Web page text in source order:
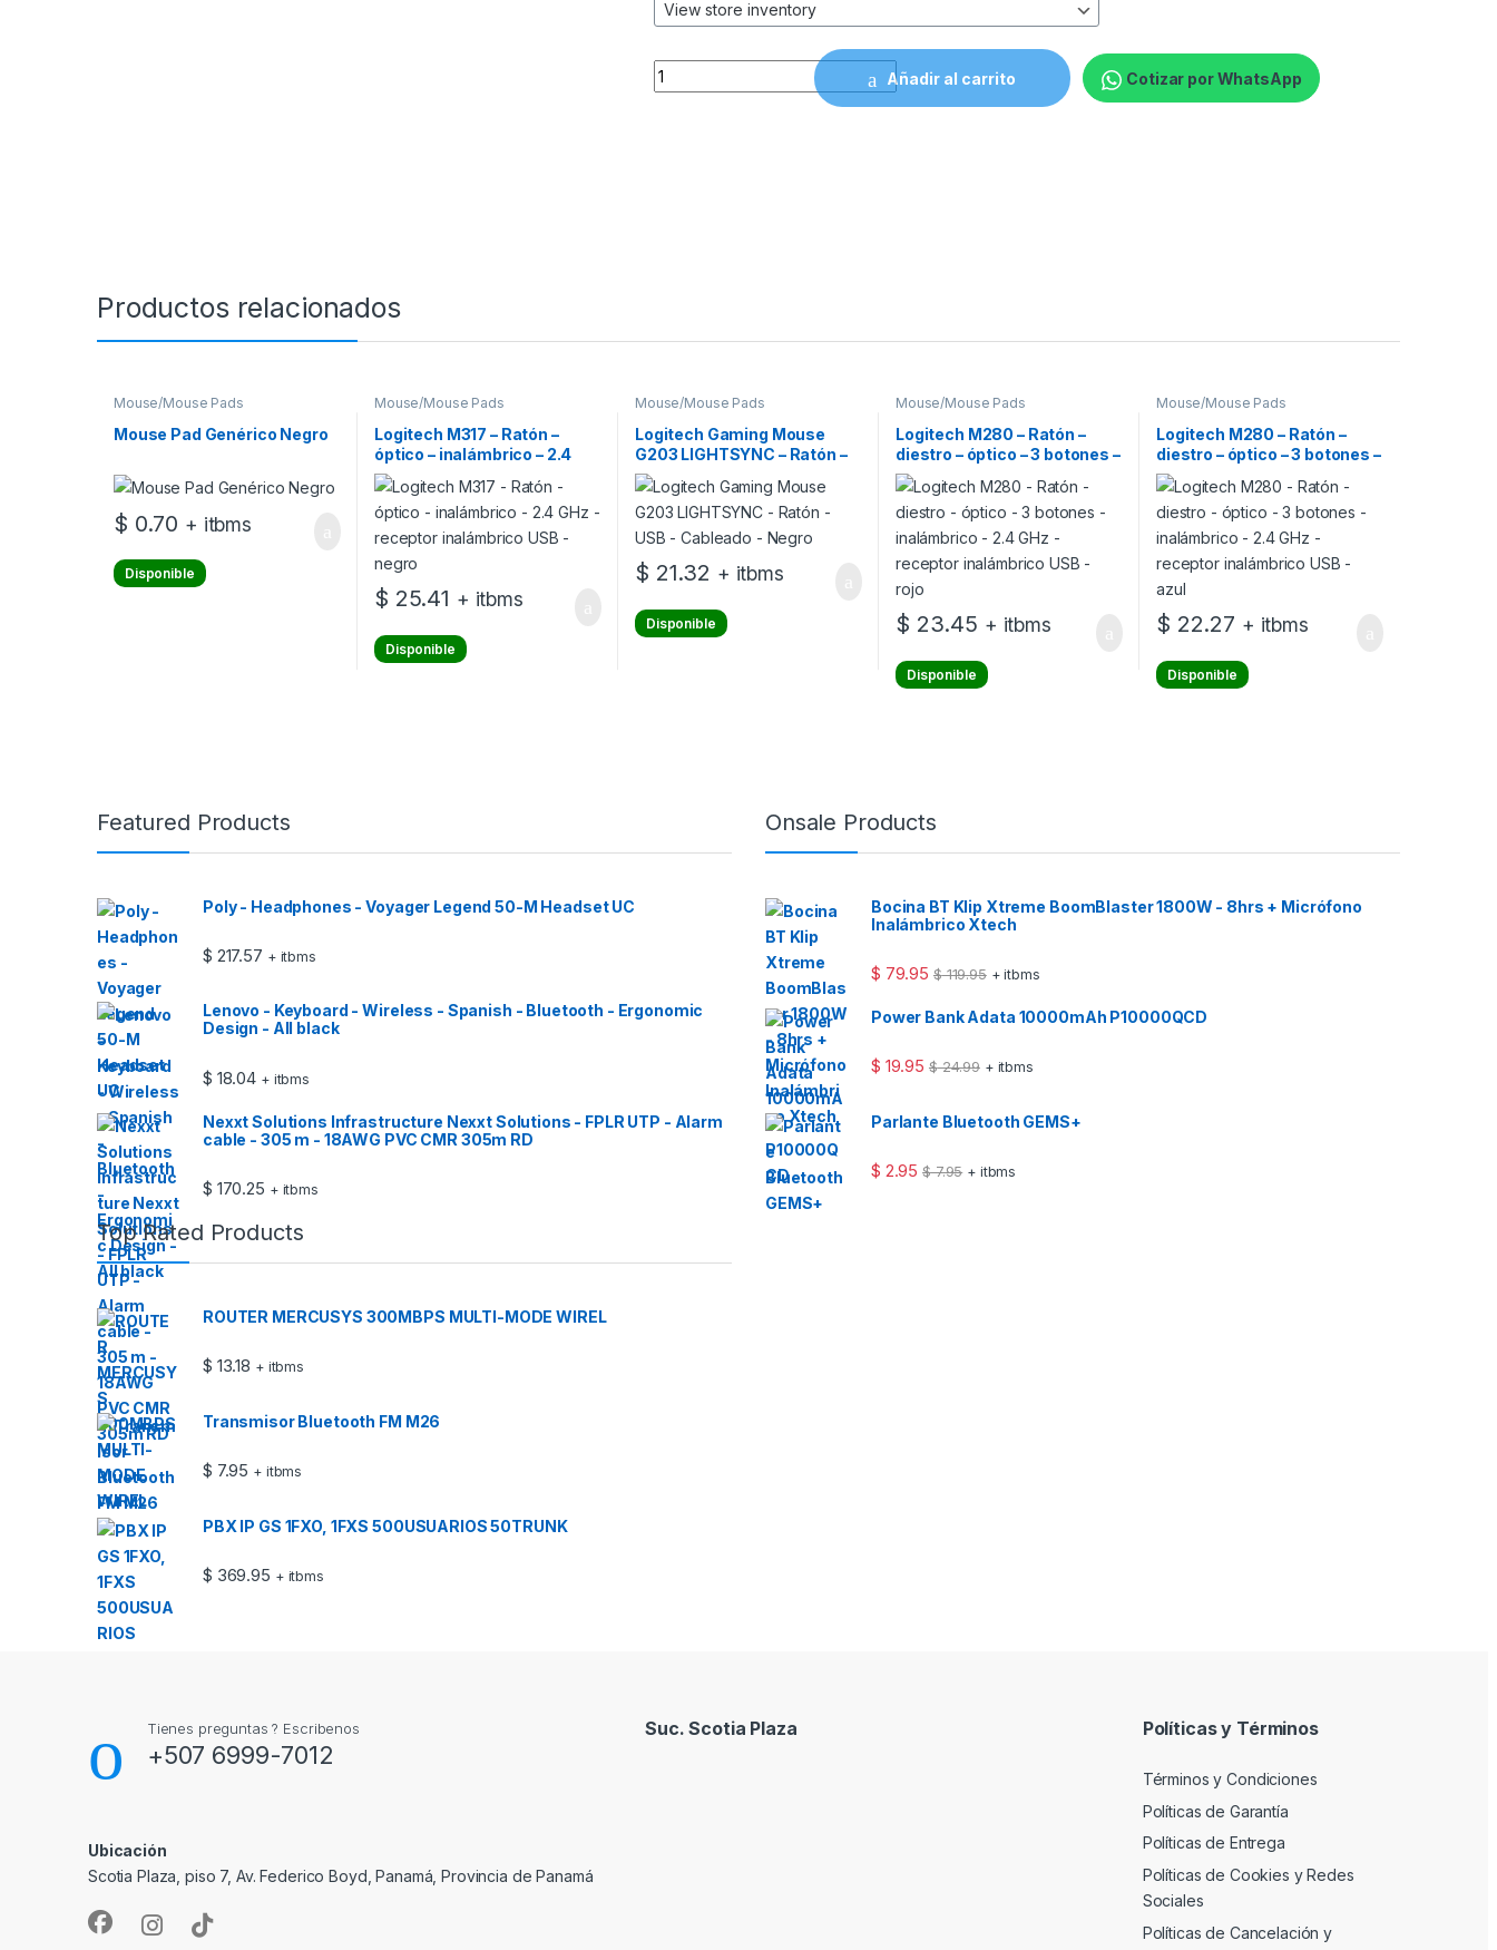
Mouse Xtech inalámbrico XTM-300 quantity
Añadir al carrito Cotizar por WhatsApp
Productos relacionados
Mouse/Mouse Pads
Mouse Pad Genérico Negro
$ 0.70 + itbms
Disponible
Mouse/Mouse Pads
Logitech M317 – Ratón –
óptico – inalámbrico – 2.4
GHz – receptor inalámbrico
USB – negro
$ 25.41 + itbms
Disponible
Mouse/Mouse Pads
Logitech Gaming Mouse
G203 LIGHTSYNC – Ratón –
USB – Cableado – Negro
$ 21.32 + itbms
Disponible
Mouse/Mouse Pads
Logitech M280 – Ratón –
diestro – óptico – 3 botones –
inalámbrico – 2.4 GHz –
receptor inalámbrico USB –
rojo
$ 23.45 + itbms
Disponible
Mouse/Mouse Pads
Logitech M280 – Ratón –
diestro – óptico – 3 botones –
inalámbrico – 2.4 GHz –
receptor inalámbrico USB –
azul
$ 22.27 + itbms
Disponible
Featured Products
Poly - Headphones - Voyager Legend 50-M Headset UC
$ 217.57 + itbms
Lenovo - Keyboard - Wireless - Spanish - Bluetooth - Ergonomic
Design - All black
$ 18.04 + itbms
Nexxt Solutions Infrastructure Nexxt Solutions - FPLR UTP - Alarm
cable - 305 m - 18AWG PVC CMR 305m RD
$ 170.25 + itbms
Onsale Products
Bocina BT Klip Xtreme BoomBlaster 1800W - 8hrs + Micrófono
Inalámbrico Xtech
$ 79.95 $119.95 + itbms
Power Bank Adata 10000mAh P10000QCD
$ 19.95 $24.99 + itbms
Parlante Bluetooth GEMS+
$ 2.95 $7.95 + itbms
Top Rated Products
ROUTER MERCUSYS 300MBPS MULTI-MODE WIREL
$ 13.18 + itbms
Transmisor Bluetooth FM M26
$ 7.95 + itbms
PBX IP GS 1FXO, 1FXS 500USUARIOS 50TRUNK
$ 369.95 + itbms
Tienes preguntas ? Escribenos
+507 6999-7012
Ubicación
Scotia Plaza, piso 7, Av. Federico Boyd, Panamá, Provincia de Panamá
Suc. Scotia Plaza Políticas y Términos
Términos y Condiciones
Políticas de Garantía
Políticas de Entrega
Políticas de Cookies y Redes
Sociales
Políticas de Cancelación y